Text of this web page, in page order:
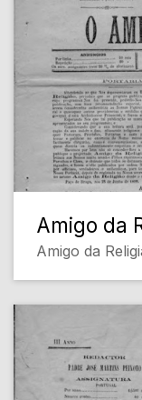
Amigo da
Amigo da